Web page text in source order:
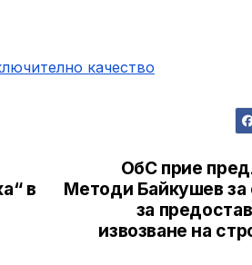
качество
ОбС прие
Методи Байкушев за
за
извозване на
в